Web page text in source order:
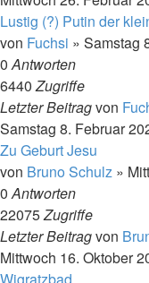
Lustig (?) Putin der
von Fuchsi » Samstag
0Antworten
6440Zugriffe
Letzter Beitragvon
Samstag 8. Februar
Zu Geburt Jesu
von Bruno Schulz »
0Antworten
22075Zugriffe
Letzter Beitragvon
Mittwoch 16. Oktober